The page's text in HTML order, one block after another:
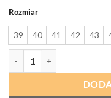
Rozmiar
39 40 41 42 43